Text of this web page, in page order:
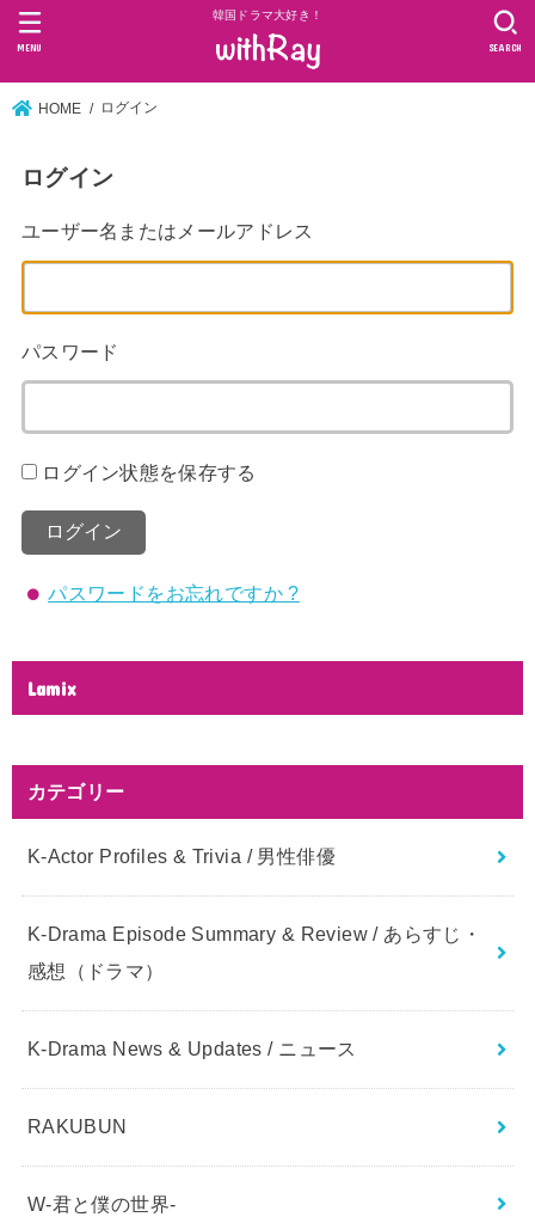
韓国ドラマ大好き！
SEARCH
MENU
HOME ログイン
ログイン
ユーザー名またはメールアドレス
パスワード
ログイン状態を保存する
ログイン
パスワードをお忘れですか ?
Lamix
カテゴリー
K-Actor Profiles & Trivia / 男性俳優
K-Drama Episode Summary & Review / あらすじ・
感想（ドラマ）
K-Drama News & Updates / ニュース
RAKUBUN
W-君と僕の世界-